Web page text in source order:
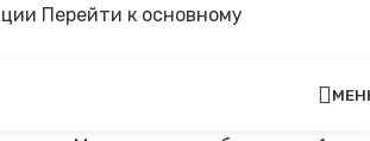
Перейти к основному